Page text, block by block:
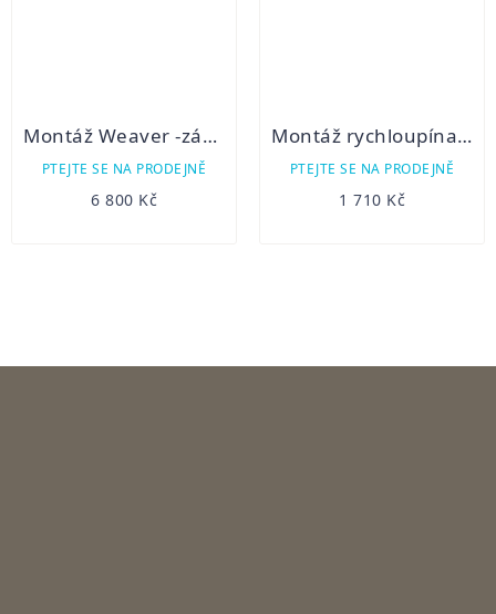
Montáž Weaver -základna s ocelovými kroužky Long
PTEJTE SE NA PRODEJNĚ
6 800 Kč
Montáž rychloupínací na weaver lištu 30mm
PTEJTE SE NA PRODEJNĚ
1 710 Kč